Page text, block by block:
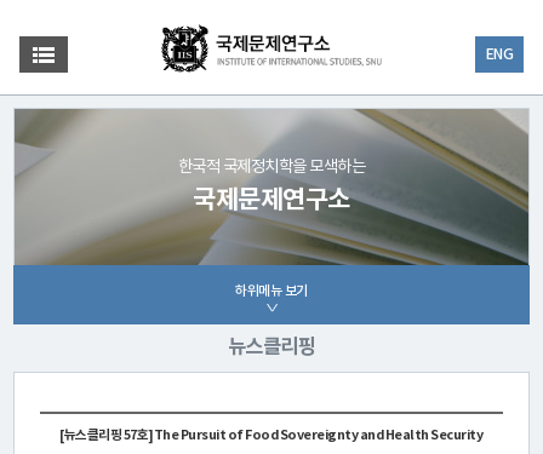
ENG
한국적 국제정치학을 모색하는
국제문제연구소
하위메뉴 보기
뉴스클리핑
[뉴스클리핑 57호]The Pursuit of Food Sovereignty and Health Security